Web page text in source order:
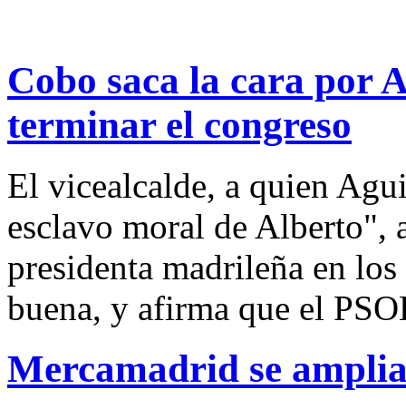
Cobo saca la cara por
terminar el congreso
El vicealcalde, a quien
esclavo moral de Alberto",
presidenta madrileña en
buena, y afirma que el
Mercamadrid se